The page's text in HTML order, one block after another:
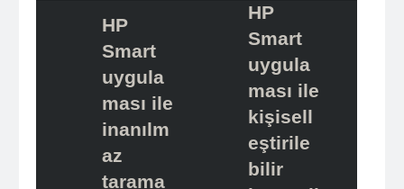
HP
Smart
uygula
ması ile
inanılm
az
tarama
HP
Smart
uygula
ması ile
kişisell
eştirile
bilir